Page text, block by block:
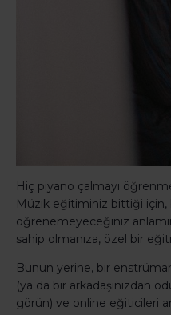
Hiç piyano çalmayı
Müzik eğitiminiz bittiği için,
öğrenemeyeceğiniz
sahip olmanıza, özel bir
Bunun yerine, bir
(ya da bir arkadaşınızdan
görün) ve online eğiticileri